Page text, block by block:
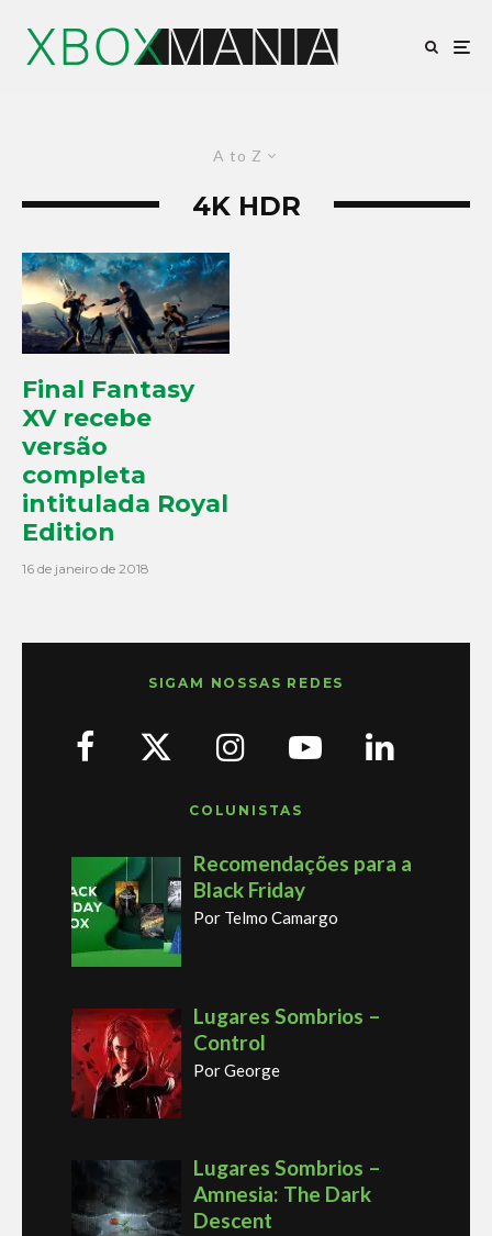
A to Z
4K HDR
Final Fantasy
XV recebe
versão
completa
intitulada Royal
Edition
16 de janeiro de 2018
SIGAM NOSSAS REDES
COLUNISTAS
Recomendações para a
Black Friday
Por Telmo Camargo
Lugares Sombrios –
Control
Por George
Lugares Sombrios –
Amnesia: The Dark
Descent